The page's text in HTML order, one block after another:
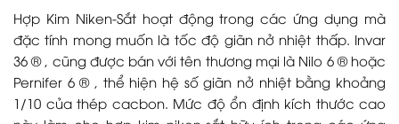
Hợp Kim Niken-Sắt hoạt động trong các ứng dụng mà
đặc tính mong muốn là tốc độ giãn nở nhiệt thấp. Invar
36 ® , cũng được bán với tên thương mại là Nilo 6 ® hoặc
Pernifer 6 ® , thể hiện hệ số giãn nở nhiệt bằng khoảng
1/10 của thép cacbon. Mức độ ổn định kích thước cao